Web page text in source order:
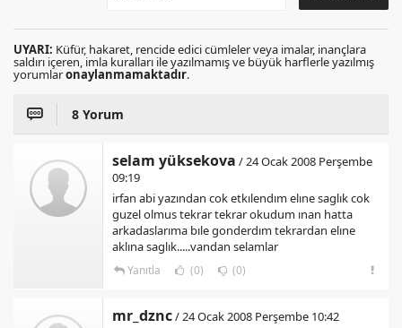
UYARI: Küfür, hakaret, rencide edici cümleler veya imalar, inançlara
saldırı içeren, imla kuralları ile yazılmamış ve büyük harflerle yazılmış
yorumlaronaylanmamaktadır.
8 Yorum
selam yüksekova / 24 Ocak 2008 Perşembe
09:19
irfan abi yazından cok etkılendım elıne saglık cok
guzel olmus tekrar tekrar okudum ınan hatta
arkadaslarıma bıle gonderdım tekrardan elıne
aklına saglık.....vandan selamlar
Yanıtla (0) (0)
mr_dznc/ 24 Ocak 2008 Perşembe 10:42